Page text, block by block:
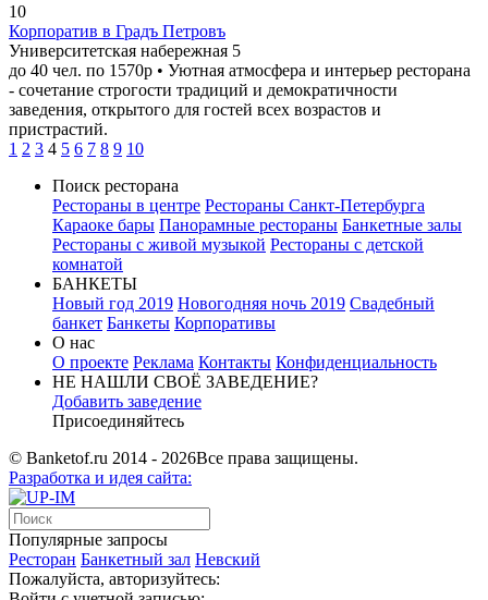
10
Корпоратив в Градъ Петровъ
Университетская набережная 5
до 40 чел. по 1570р • Уютная атмосфера и интерьер ресторана
- сочетание строгости традиций и демократичности
заведения, открытого для гостей всех возрастов и
пристрастий.
1 2 3 4 5 6 7 8 9 10
Поиск ресторана
Рестораны в центре Рестораны Санкт-Петербурга
Караоке бары Панорамные рестораны Банкетные залы
Рестораны с живой музыкой Рестораны с детской
комнатой
БАНКЕТЫ
Новый год 2019 Новогодняя ночь 2019 Свадебный
банкет Банкеты Корпоративы
О нас
О проекте Реклама Контакты Конфиденциальность
НЕ НАШЛИ СВОЁ ЗАВЕДЕНИЕ?
Добавить заведение
Присоединяйтесь
© Banketof.ru 2014 - 2026Все права защищены.
Разработка и идея сайта:
Популярные запросы
Ресторан Банкетный зал Невский
Пожалуйста, авторизуйтесь: